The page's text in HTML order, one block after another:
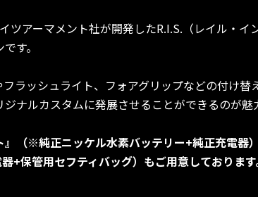
アーマメント社が開発したR.I.S.（レイル・イ
す。
ラッシュライト、フォアグリップなどの付け替
ナルカスタムに発展させることができるのが魅
（※純正ニッケル水素バッテリー+純正充電器
保管用セフティバッグ）もご用意しております